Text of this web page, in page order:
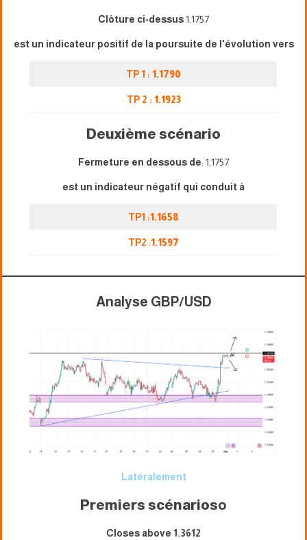
Clôture ci-dessus1.1757
est un indicateur positif de la poursuite de l'évolution vers
TP 1 : 1.1790
TP 2 : 1.1923
Deuxième scénario
Fermeture en dessous de: 1.1757
est un indicateur négatif qui conduit à
TP1 :1.1658
TP2 :1.1597
Analyse GBP/USD
Latéralement
Premiers scénarioso
Closes above 1.3612